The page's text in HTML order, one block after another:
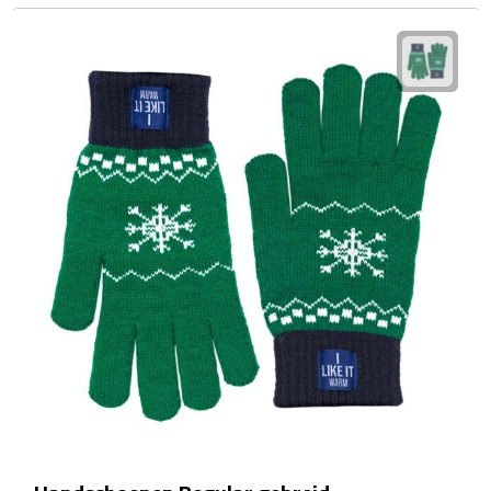
Manicuresets
Naaisetjes
Sieraden
Spiegels
Herenverzorging
Scheerapparaten & trimmers
Scheermesjes